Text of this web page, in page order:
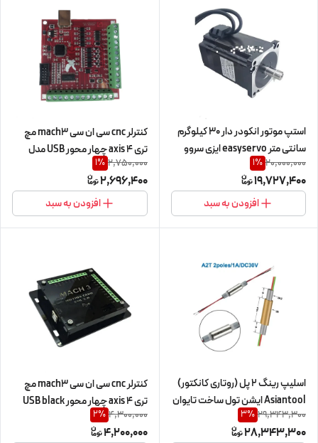
استپ موتور انکودر دار 30 کیلوگرم
سانتی متر easyservo ایزی سروو
Leadshine لیدشاین
M22331 دو فاز 2ph (اورجینال
وارداتی)
20,000,000
1%
19,727,400
افزودن به سبد
کنترلر cnc سی ان سی mach3 مچ
تری 4 axis چهار محور USB مدل
red com board
2,750,000
1%
2,696,400
افزودن به سبد
اسلیپ رینگ 2 پل (روتاری کانکتور)
Asiantool ایشن تول ساخت تایوان
مدل A2T
29,343,300
3%
28,343,300
کنترلر cnc سی ان سی mach3 مچ
تری 4 axis چهار محور USB black
board
4,300,000
2%
4,200,000